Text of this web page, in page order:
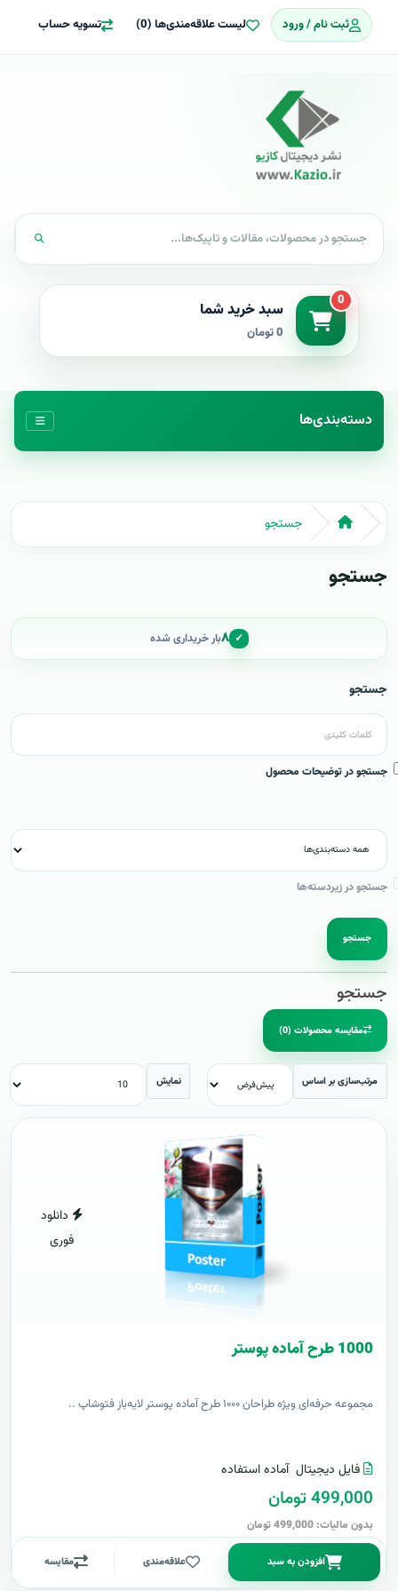
ثبت نام / ورود لیست علاقه‌مندی‌ها (0) تسویه حساب
0 سبد خرید شما
0 تومان
دسته‌بندی‌ها
جستجو
جستجو
✓ ۸بار خریداری شده
جستجو
جستجو در توضیحات محصول
جستجو در زیردسته‌ها
جستجو
جستجو
مقایسه محصولات (0)
مرتب‌سازی بر اساس نمایش
دانلود
فوری
1000 طرح آماده پوستر
مجموعه حرفه‌ای ویژه طراحان ۱۰۰۰ طرح آماده پوستر لایه‌باز فتوشاپ ..
فایل دیجیتال آماده استفاده
499,000 تومان
بدون مالیات: 499,000 تومان
افزودن به سبد علاقه‌مندی مقایسه